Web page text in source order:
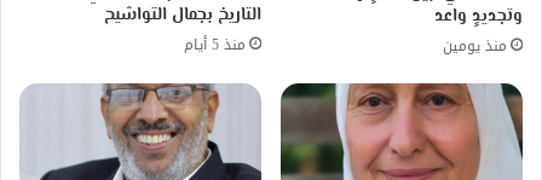
وتجديدٍ واعد
منذ يومين
التاريخ بجمال التواشيح
منذ 5 أيام